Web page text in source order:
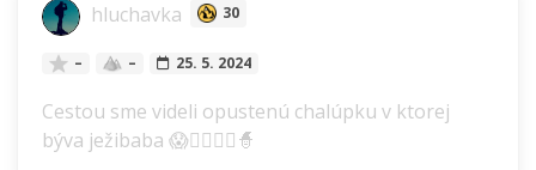
hluchavka 30
– – 25. 5. 2024
Cestou sme videli opustenú chalúpku v ktorej
býva ježibaba 😱🧙‍♂️🧙‍♀️🧙